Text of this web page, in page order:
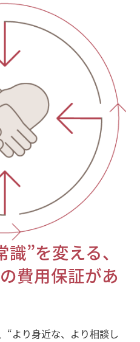
”を変える、
費用保証があ
“より身近な、より相談し